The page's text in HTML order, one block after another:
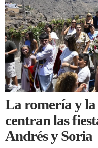
La romería y
centran las
Andrés y Soria